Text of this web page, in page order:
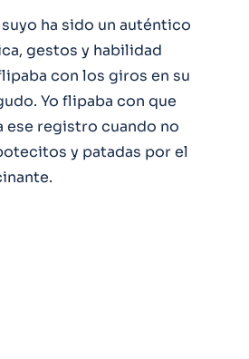
suyo ha sido un auténtico
gestos y habilidad
con los giros en su
Yo flipaba con que
ese registro cuando no
y patadas por el